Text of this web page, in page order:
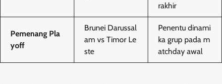
rakhir
Pemenang Pla
yoff
Brunei Darussal
am vs Timor Le
ste
Penentu dinami
ka grup pada m
atchday awal